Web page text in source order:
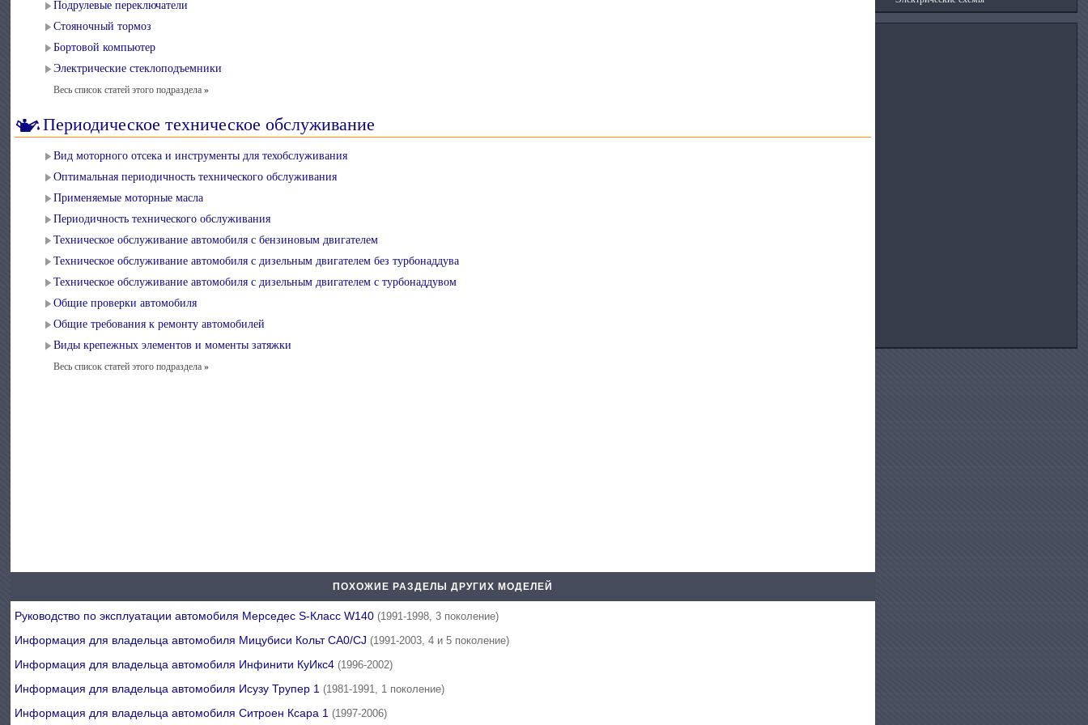
Подрулевые переключатели
Стояночный тормоз
Бортовой компьютер
Электрические стеклоподъемники
Весь список статей этого подраздела»
Периодическое техническое обслуживание
Вид моторного отсека и инструменты для техобслуживания
Оптимальная периодичность технического обслуживания
Применяемые моторные масла
Периодичность технического обслуживания
Техническое обслуживание автомобиля с бензиновым двигателем
Техническое обслуживание автомобиля с дизельным двигателем без турбонаддува
Техническое обслуживание автомобиля с дизельным двигателем с турбонаддувом
Общие проверки автомобиля
Общие требования к ремонту автомобилей
Виды крепежных элементов и моменты затяжки
Весь список статей этого подраздела»
ПОХОЖИЕ РАЗДЕЛЫ ДРУГИХ МОДЕЛЕЙ
Руководство по эксплуатации автомобиля Мерседес S-Класс W140(1991-1998, 3 поколение)
Информация для владельца автомобиля Мицубиси Кольт СА0/CJ(1991-2003, 4 и 5 поколение)
Информация для владельца автомобиля Инфинити КуИкс4(1996-2002)
Информация для владельца автомобиля Исузу Трупер 1(1981-1991, 1 поколение)
Информация для владельца автомобиля Ситроен Ксара 1(1997-2006)